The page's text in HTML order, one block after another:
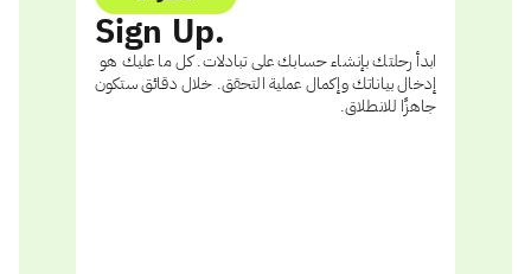
Sign Up.
ابدأ رحلتك بإنشاء حسابك على تبادلات. كل ما عليك هو
إدخال بياناتك وإكمال عملية التحقق. خلال دقائق ستكون
جاهزًا للانطلاق.